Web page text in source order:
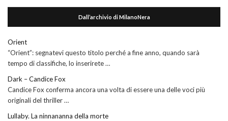
Dall’archivio di MilanoNera
Orient
“Orient”: segnatevi questo titolo perché a fine anno, quando sarà
tempo di classifiche, lo inserirete …
Dark – Candice Fox
Candice Fox conferma ancora una volta di essere una delle voci più
originali del thriller …
Lullaby. La ninnananna della morte